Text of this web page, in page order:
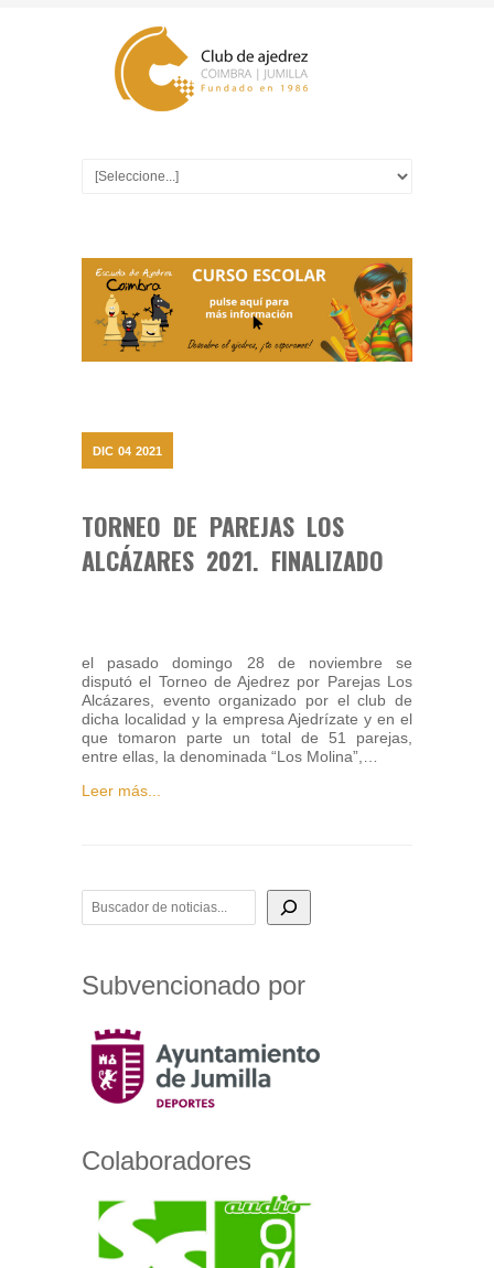
DIC 04 2021
TORNEO DE PAREJAS LOS
ALCÁZARES 2021. FINALIZADO
el pasado domingo 28 de noviembre se
disputó el Torneo de Ajedrez por Parejas Los
Alcázares, evento organizado por el club de
dicha localidad y la empresa Ajedrízate y en el
que tomaron parte un total de 51 parejas,
entre ellas, la denominada “Los Molina”,…
Leer más...
BUSCADOR DE NOTICIAS
Subvencionado por
Colaboradores